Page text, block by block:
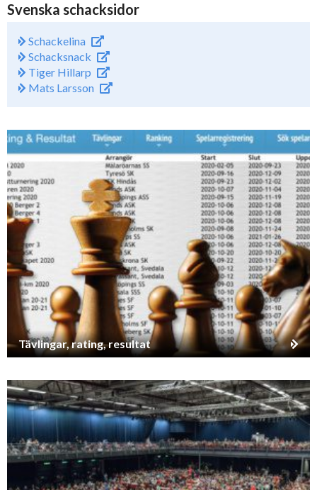
Svenska schacksidor
Schackelina
Schacksnack
Tiger Hillarp
Mats Larsson
Tävlingar, rating, resultat